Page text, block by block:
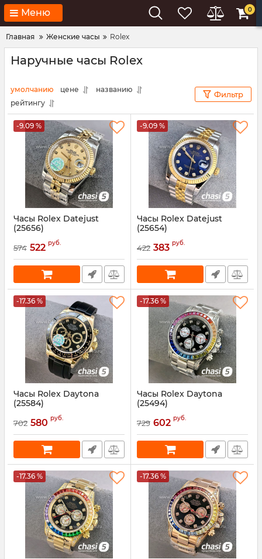
Меню 0
Главная Женские часы Rolex
Наручные часы Rolex
умолчанию цене
названию
рейтингу
Фильтр
-9.09 %
Часы Rolex Datejust
(25656)
25656
574 522 руб.
-9.09 %
Часы Rolex Datejust
(25654)
25654
422 383 руб.
-17.36 %
Часы Rolex Daytona
(25584)
25584
702 580 руб.
-17.36 %
Часы Rolex Daytona
(25494)
25494
729 602 руб.
-17.36 % -17.36 %